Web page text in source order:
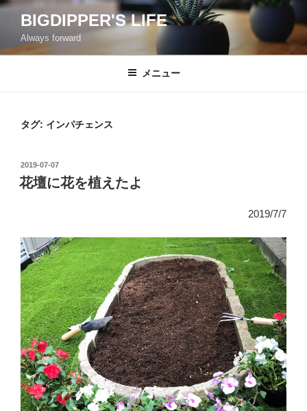
コ
ン
BIGDIPPER'S LIFE
Always forward
メニュー
タグ: インパチェンス
投
稿
日:
2019-07-07
花壇に花を植えたよ
2019/7/7